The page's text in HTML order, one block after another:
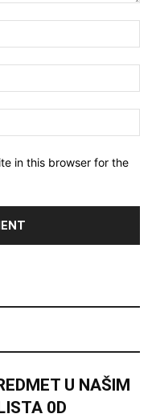
in this browser for the
U NAŠlM
0D